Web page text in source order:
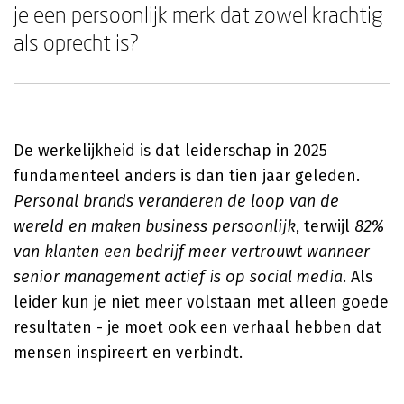
je een persoonlijk merk dat zowel krachtig
als oprecht is?
De werkelijkheid is dat leiderschap in 2025
fundamenteel anders is dan tien jaar geleden.
Personal brands veranderen de loop van de
wereld en maken business persoonlijk, terwijl 82%
van klanten een bedrijf meer vertrouwt wanneer
senior management actief is op social media. Als
leider kun je niet meer volstaan met alleen goede
resultaten - je moet ook een verhaal hebben dat
mensen inspireert en verbindt.